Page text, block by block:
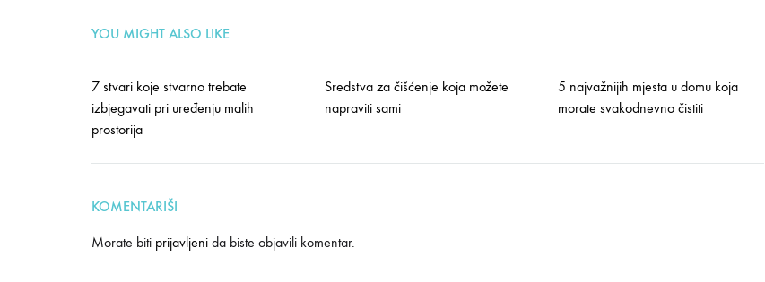
YOU MIGHT ALSO LIKE
7 stvari koje stvarno trebate
izbjegavati pri uređenju malih
prostorija
Sredstva za čišćenje koja možete
napraviti sami
5 najvažnijih mjesta u domu koja
morate svakodnevno čistiti
KOMENTARIŠI
Morate biti prijavljeni da biste objavili komentar.